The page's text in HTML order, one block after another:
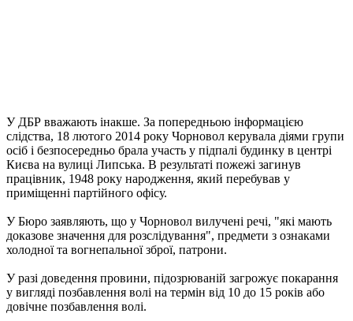
У ДБР вважають інакше. За попередньою інформацією
слідства, 18 лютого 2014 року Чорновол керувала діями групи
осіб і безпосередньо брала участь у підпалі будинку в центрі
Києва на вулиці Липська. В результаті пожежі загинув
працівник, 1948 року народження, який перебував у
приміщенні партійного офісу.
У Бюро заявляють, що у Чорновол вилучені речі, "які мають
доказове значення для розслідування", предмети з ознаками
холодної та вогнепальної зброї, патрони.
У разі доведення провини, підозрюваній загрожує покарання
у вигляді позбавлення волі на термін від 10 до 15 років або
довічне позбавлення волі.